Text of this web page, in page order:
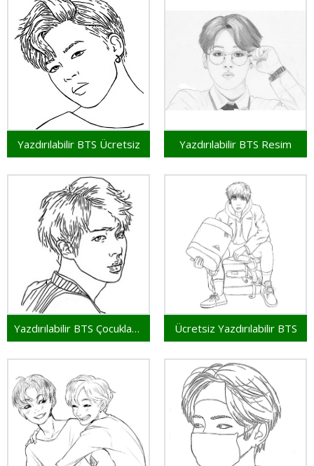
Yazdırılabilir BTS Ücretsiz Yazdırılabilir BTS Resim
Yazdırılabilir BTS Çocuklar İçin Ücretsiz Yazdırılabilir BTS